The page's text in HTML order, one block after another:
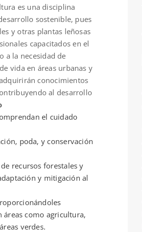
es una disciplina
sostenible, pues
y otras plantas leñosas
capacitados en el
a la necesidad de
vida en áreas urbanas y
conocimientos
al desarrollo
el cuidado
poda, y conservación
recursos forestales y
y mitigación al
áreas como agricultura,
verdes.